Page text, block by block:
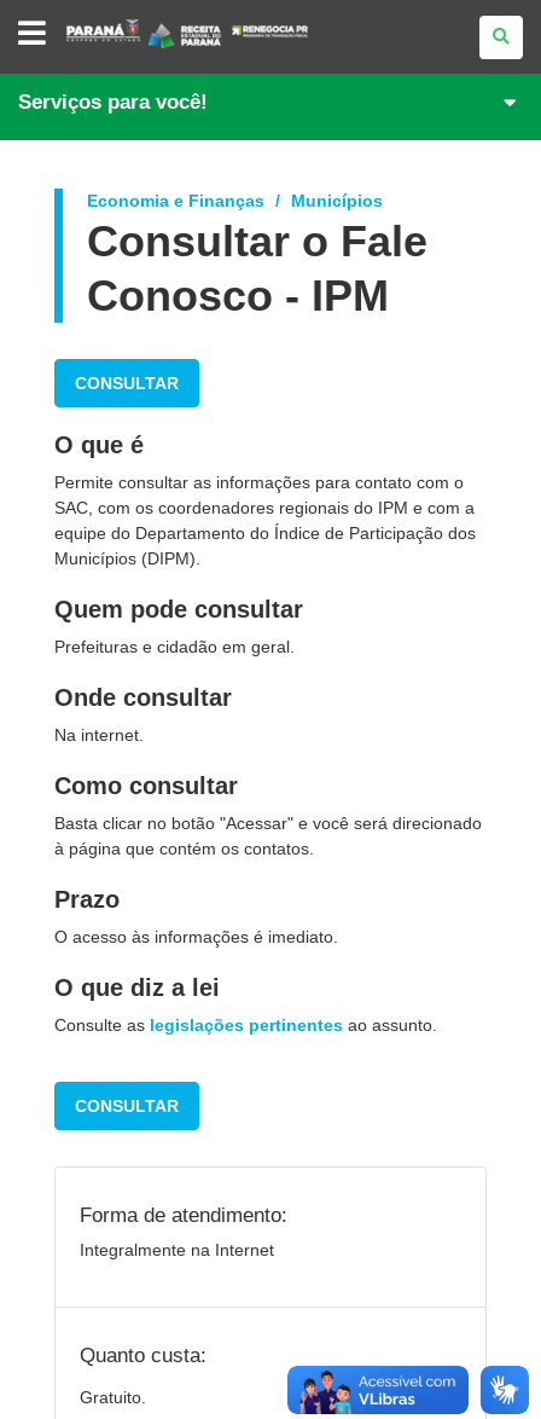
PORTAL
DE
DE
DÉBITOS
Serviços para você!
Economia e Finanças Municípios
Consultar o Fale
Conosco - IPM
CONSULTAR
O que é
Permite consultar as informações para contato com o
SAC, com os coordenadores regionais do IPM e com a
equipe do Departamento do Índice de Participação dos
Municípios (DIPM).
Quem pode consultar
Prefeituras e cidadão em geral.
Onde consultar
Na internet.
Como consultar
Basta clicar no botão "Acessar" e você será direcionado
à página que contém os contatos.
Prazo
O acesso às informações é imediato.
O que diz a lei
Consulte as legislações pertinentes ao assunto.
CONSULTAR
Forma de atendimento:
Integralmente na Internet
Quanto custa:
Gratuito.